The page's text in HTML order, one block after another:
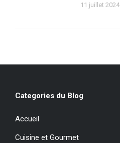
11 juillet 2024
Categories du Blog
Accueil
Cuisine et Gourmet